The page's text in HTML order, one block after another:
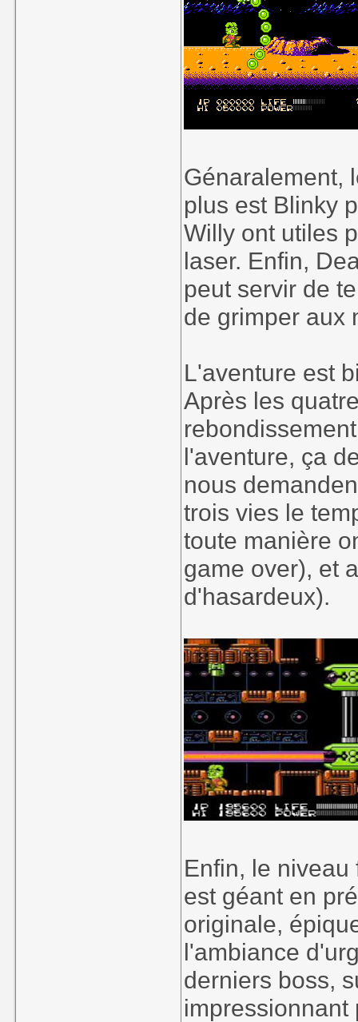
Génaralement,
plus est Blinky
Willy ont utiles
laser. Enfin,
peut servir de
de grimper aux
L'aventure est
Après les
l'aventure, ça
nous
trois vies le
toute manière
game over), et
d'hasardeux).
Enfin, le
est géant en
originale,
l'ambiance
derniers boss,
impressionnant